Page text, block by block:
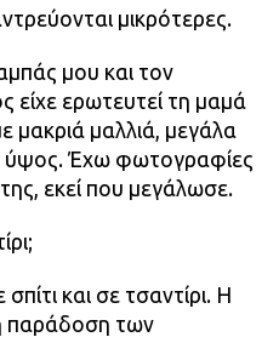
μικρότερες.
μου και τον
είχε ερωτευτεί τη μαμά
μακριά μαλλιά, μεγάλα
ύψος. Έχω φωτογραφίες
εκεί που μεγάλωσε.
και σε τσαντίρι. Η
παράδοση των